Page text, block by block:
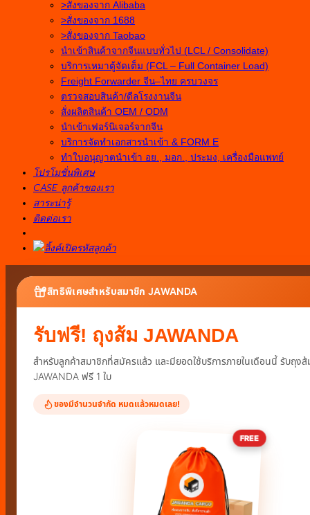
>สั่งของจาก Alibaba
>สั่งของจาก 1688
>สั่งของจาก Taobao
นำเข้าสินค้าจากจีนแบบทั่วไป (LCL / Consolidate)
บริการเหมาตู้จัดเต็ม (FCL – Full Container Load)
Freight Forwarder จีน–ไทย ครบวงจร
ตรวจสอบสินค้า/ดีลโรงงานจีน
สั่งผลิตสินค้า OEM / ODM
นำเข้าเฟอร์นิเจอร์จากจีน
บริการจัดทำเอกสารนำเข้า & FORM E
ทำใบอนุญาตนำเข้า อย., มอก., ประมง, เครื่องมือแพทย์
โปรโมชั่นพิเศษ
CASE ลูกค้าของเรา
สาระน่ารู้
ติดต่อเรา
สิทธิพิเศษสำหรับสมาชิก JAWANDA
รับฟรี! ถุงส้ม JAWANDA
สำหรับลูกค้าสมาชิกที่สมัครแล้ว และมียอดใช้บริการภายในเดือนนี้ รับถุงส้
JAWANDA ฟรี 1 ใบ
ของมีจำนวนจำกัด หมดแล้วหมดเลย!
FREE